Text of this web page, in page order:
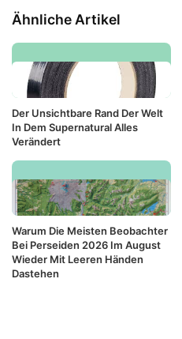
Ähnliche Artikel
Der Unsichtbare Rand Der Welt
In Dem Supernatural Alles
Verändert
Warum Die Meisten Beobachter
Bei Perseiden 2026 Im August
Wieder Mit Leeren Händen
Dastehen